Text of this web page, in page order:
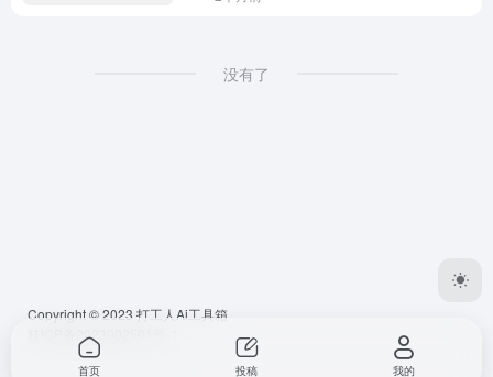
没有了
Copyright © 2023 打工人Ai工具箱
桂ICP备2023002501号-1
首页 投稿 我的